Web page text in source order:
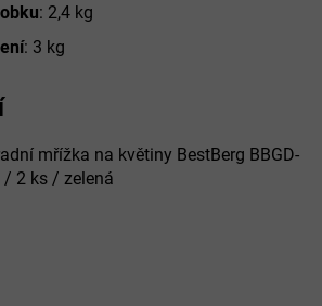
mřížka na květiny BestBerg BBGD-
/ 2 ks / zelená
: 2,4 kg
: 3 kg